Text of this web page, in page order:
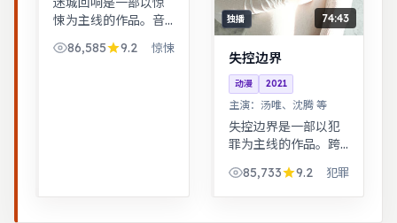
悚为主线的作品。音
乐与舞蹈推动剧情，
舞台感强，视听体验
86,585 9.2 惊悚
独播 74:43
失控边界
动漫 2021
主演： 汤唯、沈腾 等
失控边界是一部以犯
罪为主线的作品。跨
前后呼应，二刷可发
现更多细节。警匪对
85,733 9.2 犯罪